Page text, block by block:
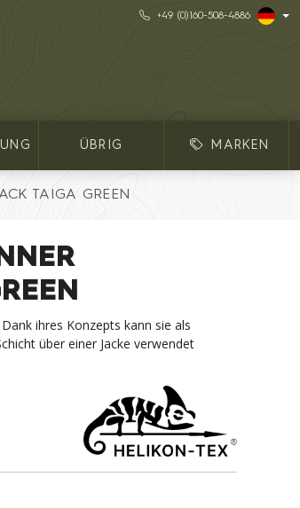
+49 (0)160-508-4886
ÜBRIG MARKEN
TAIGA GREEN
ihres Konzepts kann sie als
über einer Jacke verwendet